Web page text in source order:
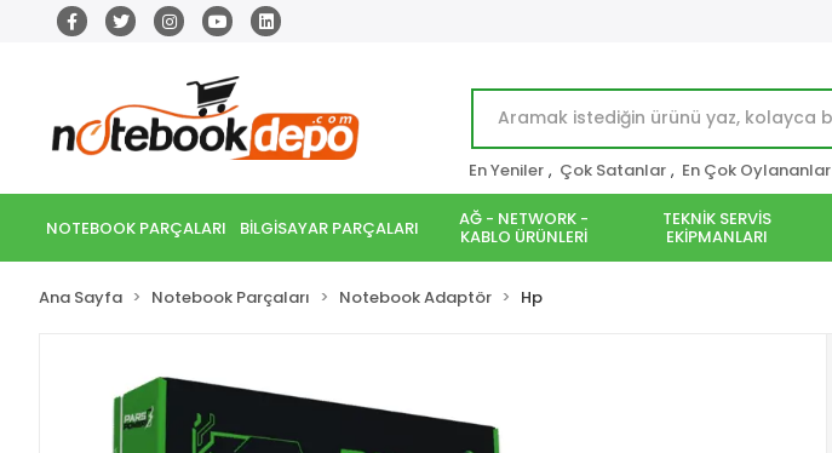
En Yeniler , Çok Satanlar , En Çok Oylananlar
NOTEBOOK PARÇALARI BİLGİSAYAR PARÇALARI AĞ - NETWORK -
KABLO ÜRÜNLERİ
TEKNİK SERVİS
EKİPMANLARI
Ana Sayfa Notebook Parçaları Notebook Adaptör Hp